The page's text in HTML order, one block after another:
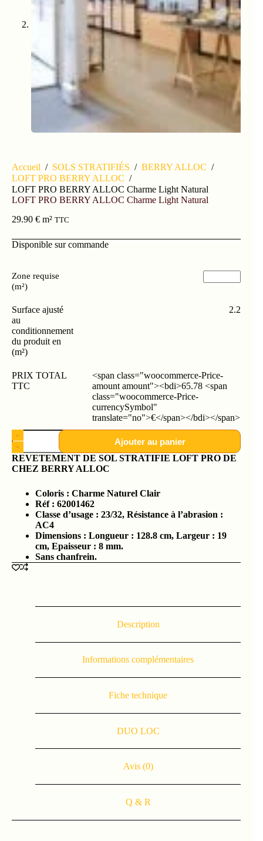
Accueil / SOLS STRATIFIÉS / BERRY ALLOC /
LOFT PRO BERRY ALLOC /
LOFT PRO BERRY ALLOC Charme Light Natural
LOFT PRO BERRY ALLOC Charme Light Natural
29.90 € m² TTC
Disponible sur commande
Zone requise
(m²)
Surface ajusté
au
conditionnement
du produit en
(m²)
2.2
PRIX TOTAL
TTC
<span class="woocommerce-Price-
amount amount"><bdi>65.78 <span
class="woocommerce-Price-
currencySymbol"
translate="no">€</span></bdi></span>
Ajouter au panier
REVETEMENT DE SOL STRATIFIE LOFT PRO DE
CHEZ BERRY ALLOC
Coloris : Charme Naturel Clair
Réf : 62001462
Classe d’usage : 23/32, Résistance à l’abrasion :
AC4
Dimensions : Longueur : 128.8 cm, Largeur : 19
cm, Epaisseur : 8 mm.
Sans chanfrein.
Description
Informations complémentaires
Fiche technique
DUO LOC
Avis (0)
Q & R